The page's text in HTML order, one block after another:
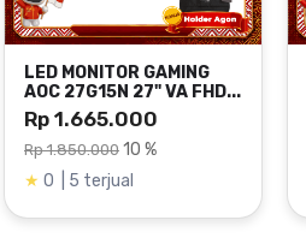
LED MONITOR GAMING
AOC 27G15N 27" VA FHD...
Rp 1.665.000
Rp 1.850.000 10 %
★ 0 | 5 terjual